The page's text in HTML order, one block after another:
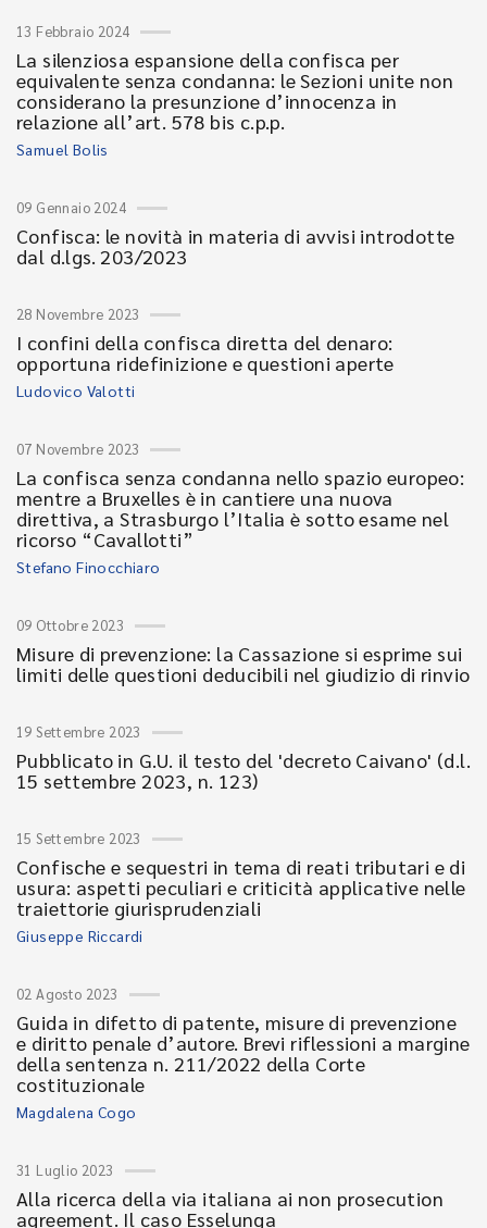
13 Febbraio 2024
La silenziosa espansione della confisca per
equivalente senza condanna: le Sezioni unite non
considerano la presunzione d’innocenza in
relazione all’art. 578 bis c.p.p.
Samuel Bolis
09 Gennaio 2024
Confisca: le novità in materia di avvisi introdotte
dal d.lgs. 203/2023
28 Novembre 2023
I confini della confisca diretta del denaro:
opportuna ridefinizione e questioni aperte
Ludovico Valotti
07 Novembre 2023
La confisca senza condanna nello spazio europeo:
mentre a Bruxelles è in cantiere una nuova
direttiva, a Strasburgo l’Italia è sotto esame nel
ricorso “Cavallotti”
Stefano Finocchiaro
09 Ottobre 2023
Misure di prevenzione: la Cassazione si esprime sui
limiti delle questioni deducibili nel giudizio di rinvio
19 Settembre 2023
Pubblicato in G.U. il testo del 'decreto Caivano' (d.l.
15 settembre 2023, n. 123)
15 Settembre 2023
Confische e sequestri in tema di reati tributari e di
usura: aspetti peculiari e criticità applicative nelle
traiettorie giurisprudenziali
Giuseppe Riccardi
02 Agosto 2023
Guida in difetto di patente, misure di prevenzione
e diritto penale d’autore. Brevi riflessioni a margine
della sentenza n. 211/2022 della Corte
costituzionale
Magdalena Cogo
31 Luglio 2023
Alla ricerca della via italiana ai non prosecution
agreement. Il caso Esselunga